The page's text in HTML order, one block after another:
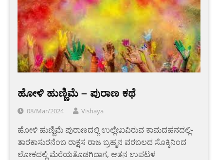
ಹೋಳಿ ಹುಣ್ಣಿಮೆ – ಪುರಾಣ ಕಥೆ
08/Mar/2024 Vishaya
ಹೋಳಿ ಹುಣ್ಣಿಮೆ ಪುರಾಣದಲ್ಲಿ ಉಲ್ಲೇಖವಿರುವ ಕಾಮದಹನದಲ್ಲಿ-
ತಾರಕಾಸುರನೆಂಬ ರಾಕ್ಷಸ ರಾಜ ಬ್ರಹ್ಮನ ವರಬಲದ ಸೊಕ್ಕಿನಿಂದ
ಲೋಕದಲ್ಲಿ ಮೆರೆಯತೊಡಗಿದಾಗ, ಆತನ ಉಪಟಳ